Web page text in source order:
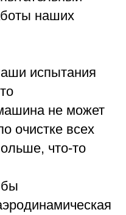
наших
испытания
не может
очистке всех
что-то